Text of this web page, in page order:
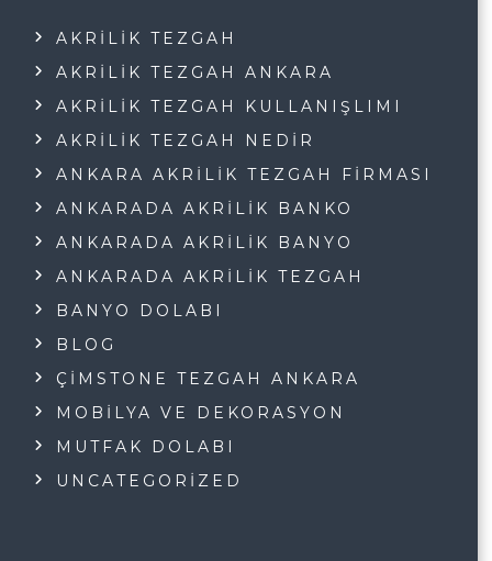
AKRILIK TEZGAH
AKRILIK TEZGAH ANKARA
AKRILIK TEZGAH KULLANIŞLIMI
AKRILIK TEZGAH NEDIR
ANKARA AKRILIK TEZGAH FIRMASI
ANKARADA AKRILIK BANKO
ANKARADA AKRILIK BANYO
ANKARADA AKRILIK TEZGAH
BANYO DOLABI
BLOG
ÇIMSTONE TEZGAH ANKARA
MOBILYA VE DEKORASYON
MUTFAK DOLABI
UNCATEGORIZED